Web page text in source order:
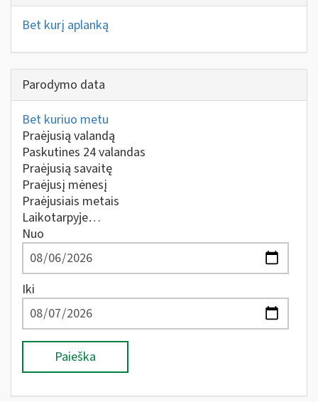
Bet kurį aplanką
Parodymo data
Bet kuriuo metu
Praėjusią valandą
Paskutines 24 valandas
Praėjusią savaitę
Praėjusį mėnesį
Praėjusiais metais
Laikotarpyje…
Nuo
Iki
Paieška